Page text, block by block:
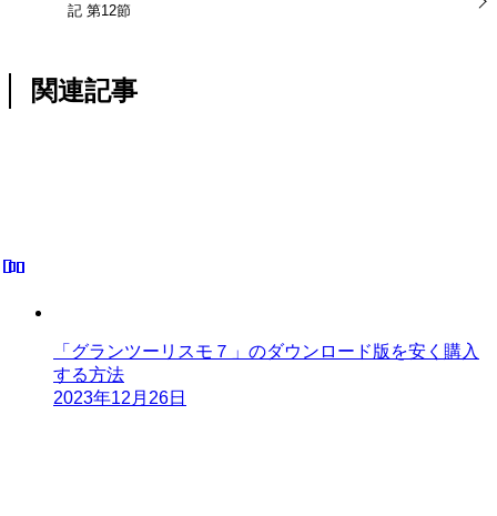
記 第12節
関連記事
「グランツーリスモ７」のダウンロード版を安く購入
する方法
2023年12月26日